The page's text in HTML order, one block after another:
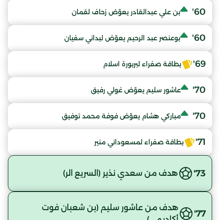
60' بن علي عبدالقادر يعوّض زحاف لقمان
60' بوعنصر عبد الرحيم يعوّض لبداني سفيان
69' بطاقة صفراء لبربورة اسلام
70' عاشور سليم يعوّض غولي رفيق
70' مباركي هشام يعوّض فوفة محمد توفيق
71' بطاقة صفراء لمسعوداني منير
73' هدف من سعدي نذير (السريع الر)
77'
هدف من عاشور سليم (بن شعبان فوت